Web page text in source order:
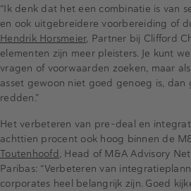
“Ik denk dat het een combinatie is van
en ook uitgebreidere voorbereiding of
Hendrik Horsmeier, Partner bij Clifford
elementen zijn meer pleisters. Je kunt
vragen of voorwaarden zoeken, maar
asset gewoon niet goed genoeg is,
redden.”
Het verbeteren van pre-deal en
achttien procent ook hoog binnen de
Toutenhoofd, Head of M&A Advisory
Paribas: “Verbeteren van
corporates heel belangrijk zijn. Goed